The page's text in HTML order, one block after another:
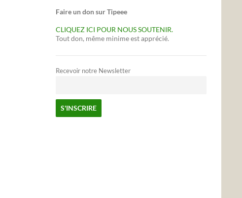
Faire un don sur Tipeee
CLIQUEZ ICI POUR NOUS SOUTENIR.
Tout don, même minime est apprécié.
Recevoir notre Newsletter